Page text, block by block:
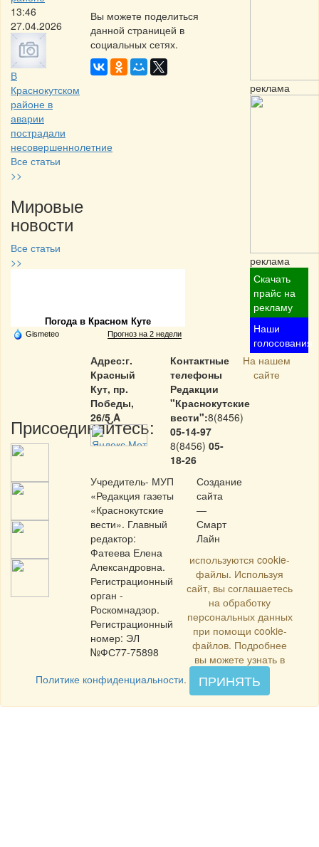
13:46
27.04.2026
В
Краснокутском
районе в
аварии
пострадали
несовершеннолетние
Все статьи
>>
Мировые
новости
Все статьи
>>
Погода в Красном Куте
Gismeteo Прогноз на 2 недели
Присоединяйтесь:
Вы можете поделиться
данной страницей в
социальных сетях.
реклама
реклама
Скачать
прайс на
рекламу
Наши
голосования
Адрес:г.
Красный
Кут, пр.
Победы,
26/5 A
Контактные
телефоны
Редакции
"Краснокутские
вести":8(8456)
05-14-97
8(8456) 05-
18-26
Учредитель- МУП
«Редакция газеты
«Краснокутские
вести». Главный
редактор:
Фатеева Елена
Александровна.
Регистрационный
орган -
Роскомнадзор.
Регистрационный
номер: ЭЛ
№ФС77-75898
Создание
сайта
—
Смарт
Лайн
На нашем
сайте
используются cookie-
файлы. Используя
сайт, вы соглашаетесь
на обработку
персональных данных
при помощи cookie-
файлов. Подробнее
вы можете узнать в
Политике конфиденциальности. ПРИНЯТЬ